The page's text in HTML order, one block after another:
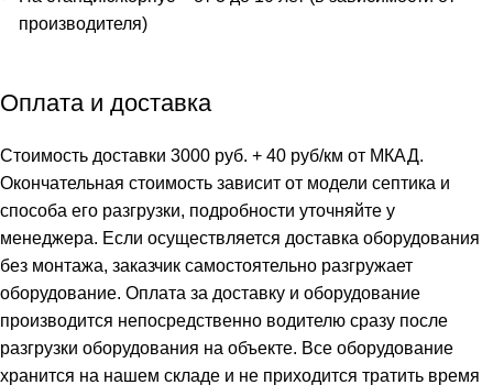
производителя)
Оплата и доставка
Стоимость доставки 3000 руб. + 40 руб/км от МКАД.
Окончательная стоимость зависит от модели септика и
способа его разгрузки, подробности уточняйте у
менеджера. Если осуществляется доставка оборудования
без монтажа, заказчик самостоятельно разгружает
оборудование. Оплата за доставку и оборудование
производится непосредственно водителю сразу после
разгрузки оборудования на объекте. Все оборудование
хранится на нашем складе и не приходится тратить время